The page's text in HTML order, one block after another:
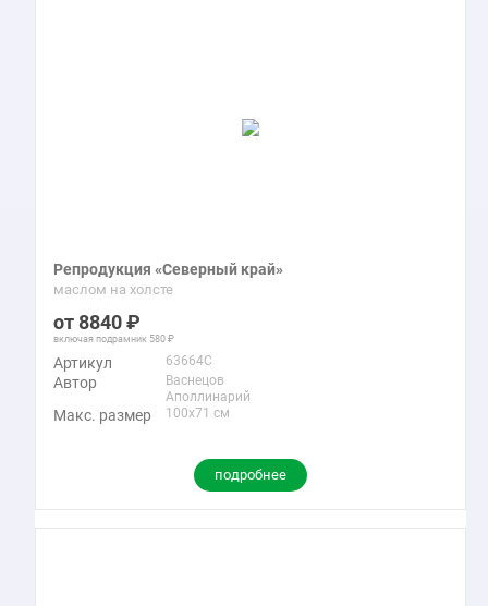
Репродукция «Северный край»
маслом на холсте
8840
включая подрамник 580
Артикул 63664C
Автор
Васнецов
Аполлинарий
Макс. размер 100x71 см
подробнее